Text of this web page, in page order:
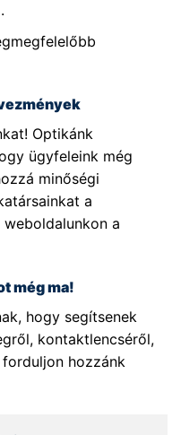
Optikánk
ügyfeleink még
minőségi
a
a
még ma!
hogy segítsenek
kontaktlencséről,
hozzánk